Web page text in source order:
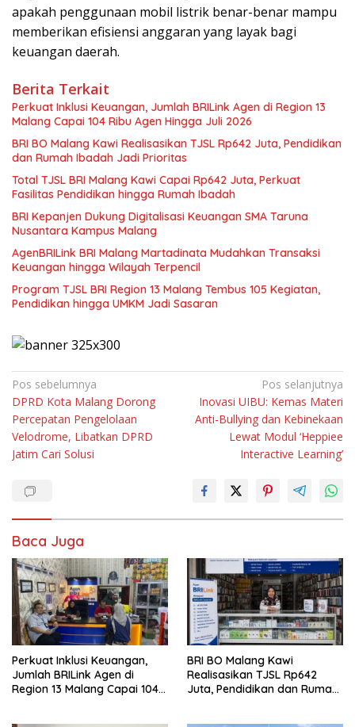
apakah penggunaan mobil listrik benar-benar mampu
memberikan efisiensi anggaran yang layak bagi
keuangan daerah.
Berita Terkait
Perkuat Inklusi Keuangan, Jumlah BRILink Agen di Region 13
Malang Capai 104 Ribu Agen Hingga Juli 2026
BRI BO Malang Kawi Realisasikan TJSL Rp642 Juta, Pendidikan
dan Rumah Ibadah Jadi Prioritas
Total TJSL BRI Malang Kawi Capai Rp642 Juta, Perkuat
Fasilitas Pendidikan hingga Rumah Ibadah
BRI Kepanjen Dukung Digitalisasi Keuangan SMA Taruna
Nusantara Kampus Malang
AgenBRILink BRI Malang Martadinata Mudahkan Transaksi
Keuangan hingga Wilayah Terpencil
Program TJSL BRI Region 13 Malang Tembus 105 Kegiatan,
Pendidikan hingga UMKM Jadi Sasaran
Navigasi
pos
Pos sebelumnya
DPRD Kota Malang Dorong
Percepatan Pengelolaan
Velodrome, Libatkan DPRD
Jatim Cari Solusi
Pos selanjutnya
Inovasi UIBU: Kemas Materi
Anti-Bullying dan Kebinekaan
Lewat Modul ‘Heppiee
Interactive Learning’
Baca Juga
Perkuat Inklusi Keuangan,
Jumlah BRILink Agen di
Region 13 Malang Capai 104
BRI BO Malang Kawi
Realisasikan TJSL Rp642
Juta, Pendidikan dan Rumah